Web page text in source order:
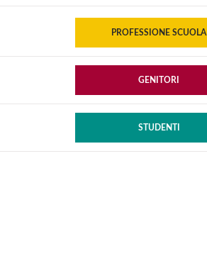
PROFESSIONE SCUOLA
GENITORI
STUDENTI